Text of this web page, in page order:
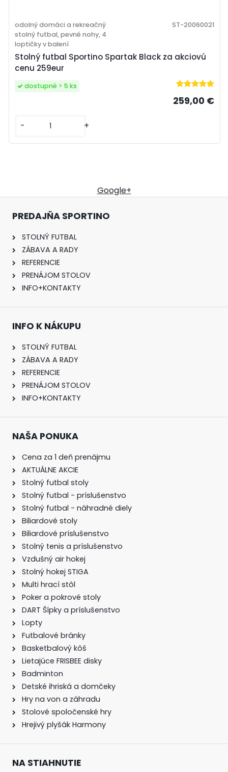
Stolný futbal Sportino Spartak Black za akciovú
cenu 259eur
odolný domáci a rekreačný
stolný futbal, pevné nohy, 4
loptičky v balení
ST-20060021
259,00 €
- +
dostupné > 5 ks
Google+
PREDAJŇA SPORTINO
STOLNÝ FUTBAL
ZÁBAVA A RADY
REFERENCIE
PRENÁJOM STOLOV
INFO+KONTAKTY
INFO K NÁKUPU
STOLNÝ FUTBAL
ZÁBAVA A RADY
REFERENCIE
PRENÁJOM STOLOV
INFO+KONTAKTY
NAŠA PONUKA
Cena za 1 deň prenájmu
AKTUÁLNE AKCIE
Stolný futbal stoly
Stolný futbal - príslušenstvo
Stolný futbal - náhradné diely
Biliardové stoly
Biliardové príslušenstvo
Stolný tenis a príslušenstvo
Vzdušný air hokej
Stolný hokej STIGA
Multi hrací stôl
Poker a pokrové stoly
DART Šípky a príslušenstvo
Lopty
Futbalové bránky
Basketbalový kôš
Lietajúce FRISBEE disky
Badminton
Detské ihriská a domčeky
Hry na von a záhradu
Stolové spoločenské hry
Hrejivý plyšák Harmony
NA STIAHNUTIE